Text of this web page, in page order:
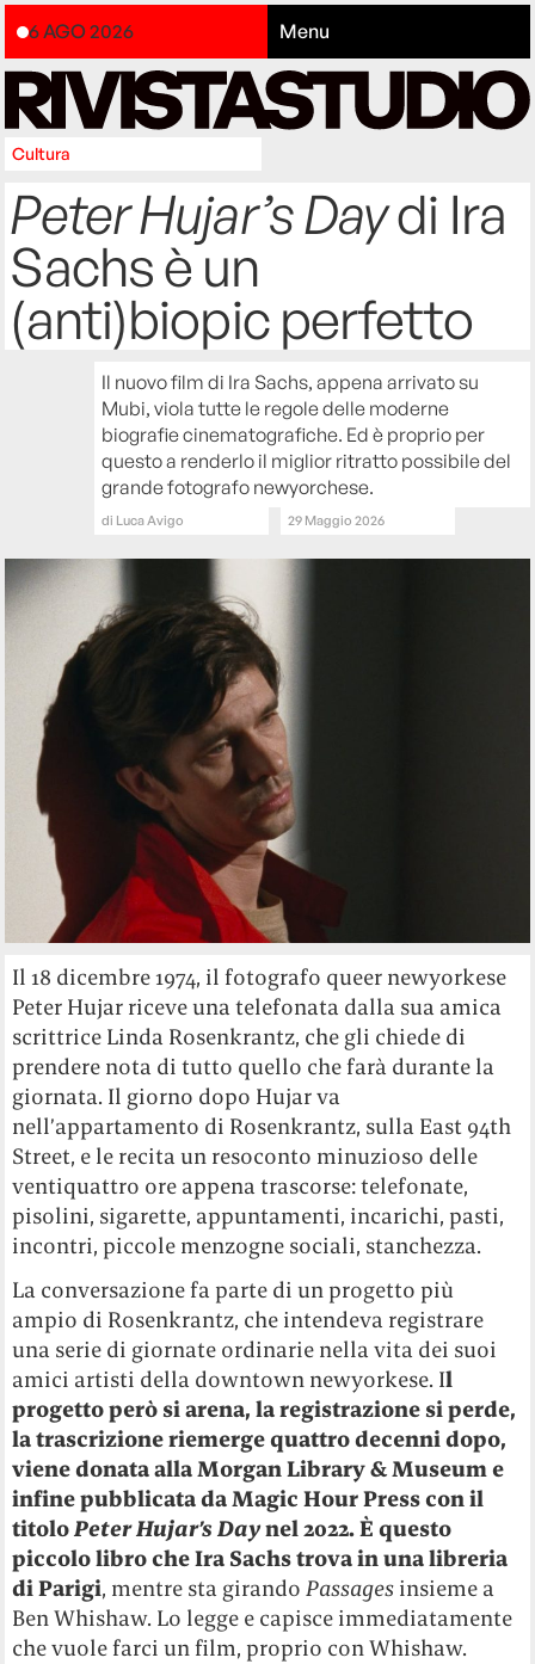
6 AGO 2026 Menu
Cultura
Peter Hujar’s Daydi Ira
Sachs è un
(anti)biopic perfetto
Il nuovo film di Ira Sachs, appena arrivato su
Mubi, viola tutte le regole delle moderne
biografie cinematografiche. Ed è proprio per
questo a renderlo il miglior ritratto possibile del
grande fotografo newyorchese.
di Luca Avigo 29 Maggio 2026
Il 18 dicembre 1974, il fotografo queer newyorkese
Peter Hujar riceve una telefonata dalla sua amica
scrittrice Linda Rosenkrantz, che gli chiede di
prendere nota di tutto quello che farà durante la
giornata. Il giorno dopo Hujar va
nell’appartamento di Rosenkrantz, sulla East 94th
Street, e le recita un resoconto minuzioso delle
ventiquattro ore appena trascorse: telefonate,
pisolini, sigarette, appuntamenti, incarichi, pasti,
incontri, piccole menzogne sociali, stanchezza.
La conversazione fa parte di un progetto più
ampio di Rosenkrantz, che intendeva registrare
una serie di giornate ordinarie nella vita dei suoi
amici artisti della downtown newyorkese. Il
progetto però si arena, la registrazione si perde,
la trascrizione riemerge quattro decenni dopo,
viene donata alla Morgan Library & Museum e
infine pubblicata da Magic Hour Press con il
titoloPeter Hujar’s Daynel 2022. È questo
piccolo libro che Ira Sachs trova in una libreria
di Parigi, mentre sta girandoPassages insieme a
Ben Whishaw. Lo legge e capisce immediatamente
che vuole farci un film, proprio con Whishaw.